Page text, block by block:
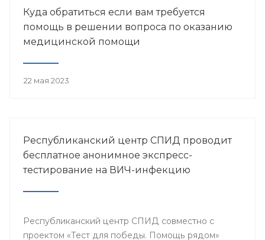
Куда обратиться если вам требуется
помощь в решении вопроса по оказанию
медицинской помощи
22 мая 2023
Республиканский центр СПИД проводит
бесплатное анонимное экспресс-
тестирование на ВИЧ-инфекцию
Республиканский центр СПИД совместно с
проектом «Тест для победы. Помощь рядом»